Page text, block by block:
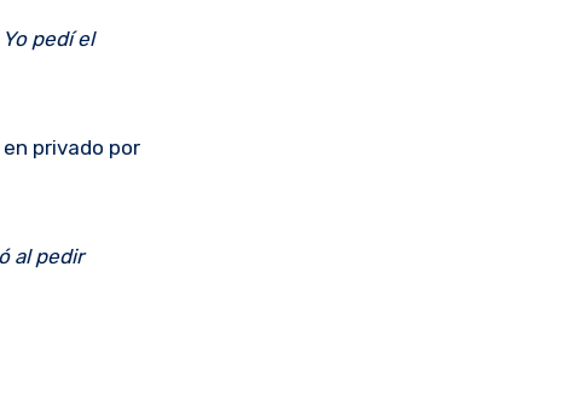
pedí el
privado por
al pedir